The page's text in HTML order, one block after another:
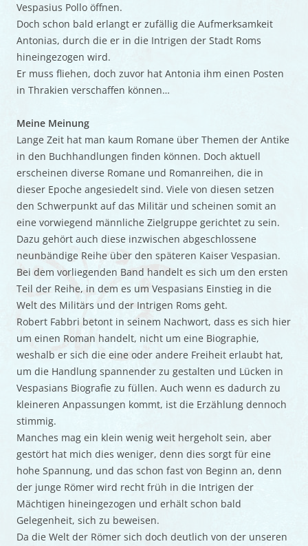
Vespasius Pollo öffnen.
Doch schon bald erlangt er zufällig die Aufmerksamkeit
Antonias, durch die er in die Intrigen der Stadt Roms
hineingezogen wird.
Er muss fliehen, doch zuvor hat Antonia ihm einen Posten
in Thrakien verschaffen können…
Meine Meinung
Lange Zeit hat man kaum Romane über Themen der Antike
in den Buchhandlungen finden können. Doch aktuell
erscheinen diverse Romane und Romanreihen, die in
dieser Epoche angesiedelt sind. Viele von diesen setzen
den Schwerpunkt auf das Militär und scheinen somit an
eine vorwiegend männliche Zielgruppe gerichtet zu sein.
Dazu gehört auch diese inzwischen abgeschlossene
neunbändige Reihe über den späteren Kaiser Vespasian.
Bei dem vorliegenden Band handelt es sich um den ersten
Teil der Reihe, in dem es um Vespasians Einstieg in die
Welt des Militärs und der Intrigen Roms geht.
Robert Fabbri betont in seinem Nachwort, dass es sich hier
um einen Roman handelt, nicht um eine Biographie,
weshalb er sich die eine oder andere Freiheit erlaubt hat,
um die Handlung spannender zu gestalten und Lücken in
Vespasians Biografie zu füllen. Auch wenn es dadurch zu
kleineren Anpassungen kommt, ist die Erzählung dennoch
stimmig.
Manches mag ein klein wenig weit hergeholt sein, aber
gestört hat mich dies weniger, denn dies sorgt für eine
hohe Spannung, und das schon fast von Beginn an, denn
der junge Römer wird recht früh in die Intrigen der
Mächtigen hineingezogen und erhält schon bald
Gelegenheit, sich zu beweisen.
Da die Welt der Römer sich doch deutlich von der unseren